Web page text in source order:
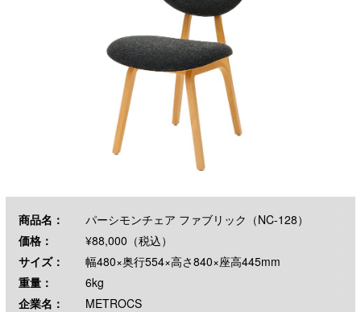
商品名：
パーシモンチェア ファブリック（NC-128）
価格：
¥88,000（税込）
サイズ：
幅480×奥行554×高さ840×座高445mm
重量：
6kg
企業名：
METROCS